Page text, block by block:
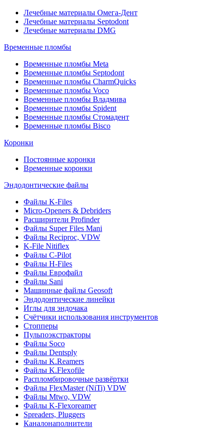
Лечебные материалы Омега-Дент
Лечебные материалы Septodont
Лечебные материалы DMG
Временные пломбы
Временные пломбы Meta
Временные пломбы Septodont
Временные пломбы CharmQuicks
Временные пломбы Voco
Временные пломбы Владмива
Временные пломбы Spident
Временные пломбы Стомадент
Временные пломбы Bisco
Коронки
Постоянные коронки
Временные коронки
Эндодонтические файлы
Файлы K-Files
Micro-Openers & Debriders
Расширители Profinder
Файлы Super Files Mani
Файлы Reciproc, VDW
K-File Nitiflex
Файлы C-Pilot
Файлы H-Files
Файлы Еврофайл
Файлы Sani
Машинные файлы Geosoft
Эндодонтические линейки
Иглы для эндочака
Счётчики использования инструментов
Стопперы
Пульпоэкстракторы
Файлы Soco
Файлы Dentsply
Файлы K.Reamers
Файлы K.Flexofile
Распломбировочные развёртки
Файлы FlexMaster (NiTi) VDW
Файлы Mtwo, VDW
Файлы K-Flexoreamer
Spreaders, Pluggers
Каналонаполнители